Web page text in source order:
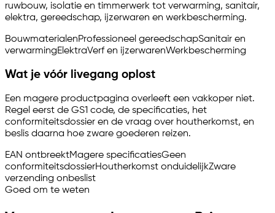
ruwbouw, isolatie en timmerwerk tot verwarming, sanitair,
elektra, gereedschap, ijzerwaren en werkbescherming.
BouwmaterialenProfessioneel gereedschapSanitair en
verwarmingElektraVerf en ijzerwarenWerkbescherming
Wat je vóór livegang oplost
Een magere productpagina overleeft een vakkoper niet.
Regel eerst de GS1 code, de specificaties, het
conformiteitsdossier en de vraag over houtherkomst, en
beslis daarna hoe zware goederen reizen.
EAN ontbreektMagere specificatiesGeen
conformiteitsdossierHoutherkomst onduidelijkZware
verzending onbeslist
Goed om te weten